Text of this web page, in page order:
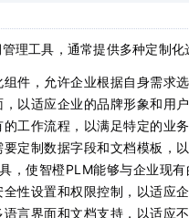
理工具，通常提供多种定制
组件，允许企业根据自身需求
，以适应企业的品牌形象和用
的工作流程，以满足特定的业
要定制数据字段和文档模板，
，使智橙PLM能够与企业现
全性设置和权限控制，以适应
言界面和文档支持，以适应